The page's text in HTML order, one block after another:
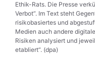
Ethik-Rats. Die Presse
Verbot“. Im Text steht
risikobasiertes und
Medien auch andere
Risiken analysiert und
etabliert“. (dpa)